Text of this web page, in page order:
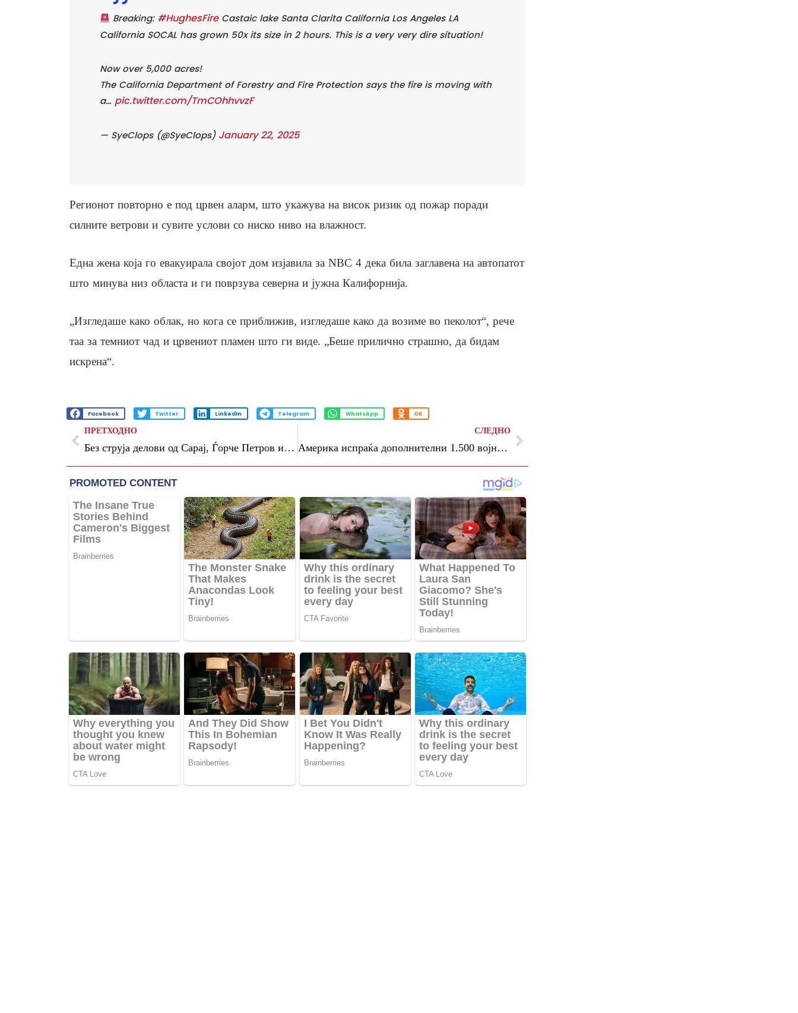
Breaking: #HughesFireCastaic lake Santa Clarita California Los Angeles LA
California SOCAL has grown 50x its size in 2 hours. This is a very very dire situation!
Now over 5,000 acres!
The California Department of Forestry and Fire Protection says the fire is moving with
a… pic.twitter.com/TmCOhhvvzF
— SyeClops (@SyeClops) January 22, 2025
Регионот повторно е под црвен аларм, што укажува на висок ризик од пожар поради
силните ветрови и сувите услови со ниско ниво на влажност.
Една жена која го евакуирала својот дом изјавила за NBC 4 дека била заглавена на автопатот
што минува низ областа и ги поврзува северна и јужна Калифорнија.
„Изгледаше како облак, но кога се приближив, изгледаше како да возиме во пеколот“, рече
таа за темниот чад и црвениот пламен што ги виде. „Беше прилично страшно, да бидам
искрена“.
Facebook Twitter LinkedIn Telegram WhatsApp OK
ПРЕТХОДНО
Без струја делови од Сарај, Ѓорче Петров и Зелениково
СЛЕДНО
Америка испраќа дополнителни 1.500 војници на јужната граница